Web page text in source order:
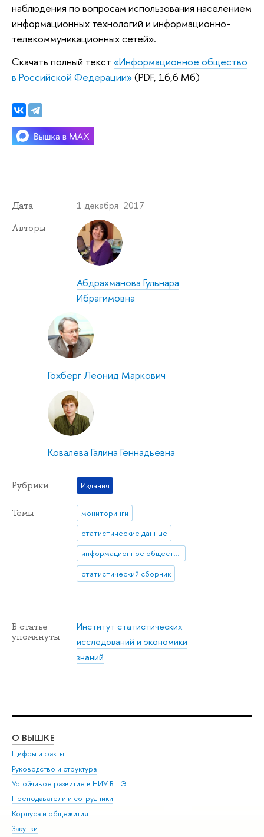
наблюдения по вопросам использования населением
информационных технологий и информационно-
телекоммуникационных сетей».
Скачать полный текст «Информационное общество
в Российской Федерации»(PDF, 16,6 Мб)
Дата 1 декабря 2017
Авторы
Абдрахманова Гульнара
Ибрагимовна
Гохберг Леонид Маркович
Ковалева Галина Геннадьевна
Рубрики Издания
Темы
мониторинги
статистические данные
информационное общество
статистический сборник
В статье
упомянуты
Институт статистических
исследований и экономики
знаний
О ВЫШКЕ
Цифры и факты
Руководство и структура
Устойчивое развитие в НИУ ВШЭ
Преподаватели и сотрудники
Корпуса и общежития
Закупки